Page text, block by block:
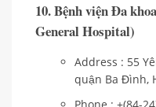
10. Bệnh viện Đa
General Hospital)
Address : 55
quận Ba Đình,